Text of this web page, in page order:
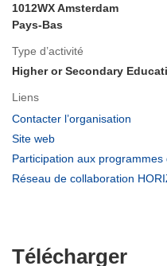
1012WX Amsterdam
Pays-Bas
Type d’activité
Higher or Secondary
Liens
Contacter l’organisation
Site web
dans
une
Participation aux programmes
Réseau de collaboration
Télécharger